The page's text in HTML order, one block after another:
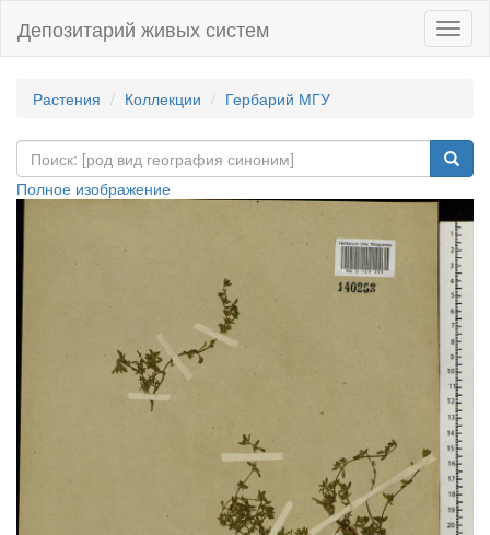
Депозитарий живых систем
Растения Коллекции Гербарий МГУ
Полное изображение